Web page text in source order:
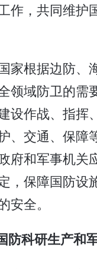
作，共同维护
根据边防、
领域防卫的需
设作战、指挥
、交通、保障
府和军事机关
，保障国防设
安全。
科研生产和